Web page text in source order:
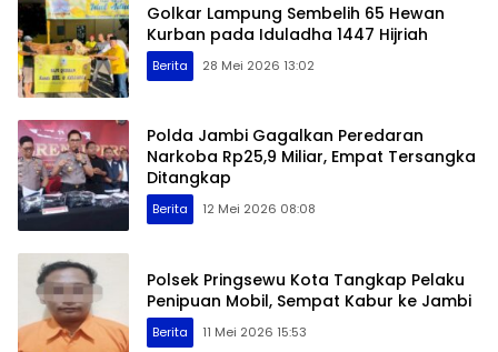
Golkar Lampung Sembelih 65 Hewan
Kurban pada Iduladha 1447 Hijriah
Berita 28 Mei 2026 13:02
Polda Jambi Gagalkan Peredaran
Narkoba Rp25,9 Miliar, Empat Tersangka
Ditangkap
Berita 12 Mei 2026 08:08
Polsek Pringsewu Kota Tangkap Pelaku
Penipuan Mobil, Sempat Kabur ke Jambi
Berita 11 Mei 2026 15:53